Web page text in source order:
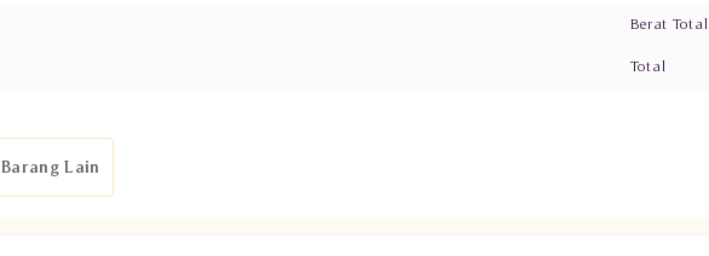
Berat Total
Total
Lain